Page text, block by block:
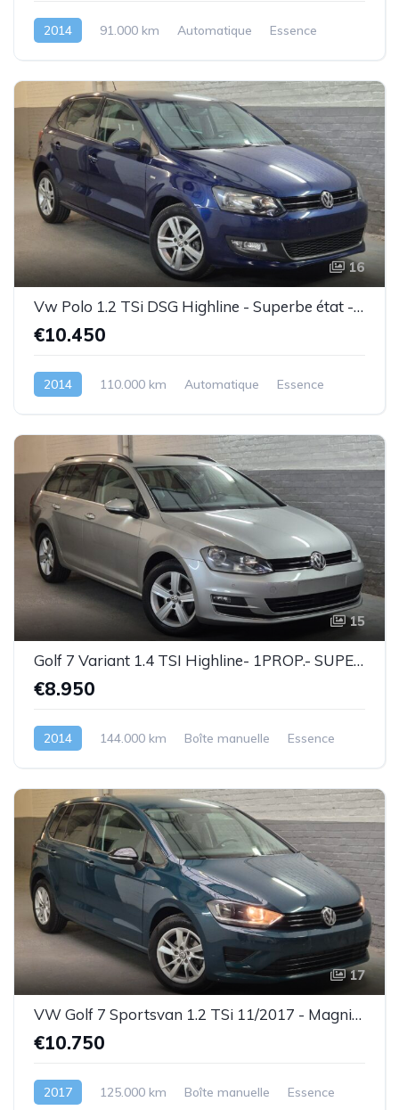
2014 91.000 km Automatique Essence
16
Vw Polo 1.2 TSi DSG Highline - Superbe état - Garantie
€10.450
2014 110.000 km Automatique Essence
15
Golf 7 Variant 1.4 TSI Highline- 1PROP.- SUPERBE ETAT !!! - Garantie
€8.950
2014 144.000 km Boîte manuelle Essence
17
VW Golf 7 Sportsvan 1.2 TSi 11/2017 - Magnifique état ! ! !- GARANTIE
€10.750
2017 125.000 km Boîte manuelle Essence